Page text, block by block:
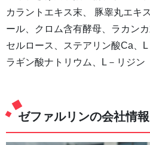
カラントエキス末、 豚睾丸エキ
ール、クロム含有酵母、ラカン
セルロース、ステアリン酸Ca、
ラギン酸ナトリウム、L－リジン
ゼファルリンの会社情報